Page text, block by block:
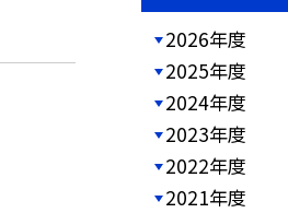
2026年度
2025年度
2024年度
2023年度
2022年度
2021年度